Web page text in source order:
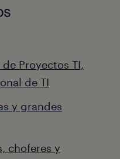
Proyectos TI,
de TI
y grandes
choferes y